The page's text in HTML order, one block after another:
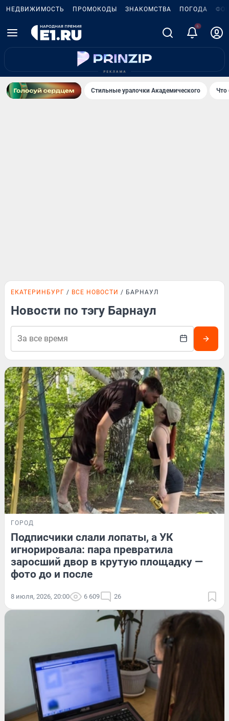
НЕДВИЖИМОСТЬ ПРОМОКОДЫ ЗНАКОМСТВА ПОГОДА
6
Стильные уралочки Академического Что
ЕКАТЕРИНБУРГ ВСЕ НОВОСТИ БАРНАУЛ
Новости по тэгу Барнаул
ГОРОД
Подписчики слали лопаты, а УК
игнорировала: пара превратила
заросший двор в крутую площадку —
фото до и после
8 июля, 2026, 20:00 6 609 26